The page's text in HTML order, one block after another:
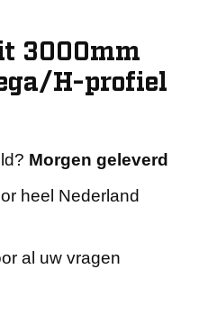
3000mm
H-profiel
Morgen geleverd
heel Nederland
al uw vragen